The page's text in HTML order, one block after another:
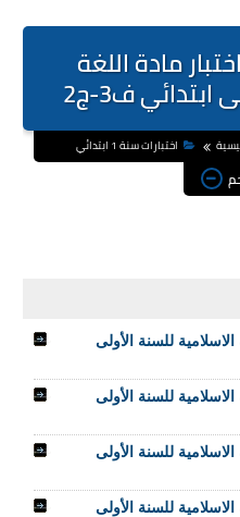
رقم 16: اختبار مادة اللغة
ف3-ج2
اختبارات سنة 1 ابتدائي
الاسلامية للسنة الأولى
الاسلامية للسنة الأولى
الاسلامية للسنة الأولى
الاسلامية للسنة الأولى